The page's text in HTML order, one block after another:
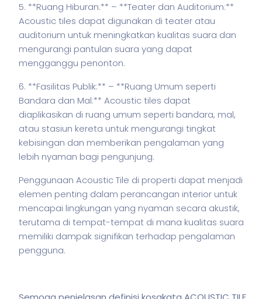
5. **Ruang Hiburan:** – **Teater dan Auditorium:**
Acoustic tiles dapat digunakan di teater atau
auditorium untuk meningkatkan kualitas suara dan
mengurangi pantulan suara yang dapat
mengganggu penonton.
6. **Fasilitas Publik:** – **Ruang Umum seperti
Bandara dan Mal:** Acoustic tiles dapat
diaplikasikan di ruang umum seperti bandara, mal,
atau stasiun kereta untuk mengurangi tingkat
kebisingan dan memberikan pengalaman yang
lebih nyaman bagi pengunjung.
Penggunaan Acoustic Tile di properti dapat menjadi
elemen penting dalam perancangan interior untuk
mencapai lingkungan yang nyaman secara akustik,
terutama di tempat-tempat di mana kualitas suara
memiliki dampak signifikan terhadap pengalaman
pengguna.